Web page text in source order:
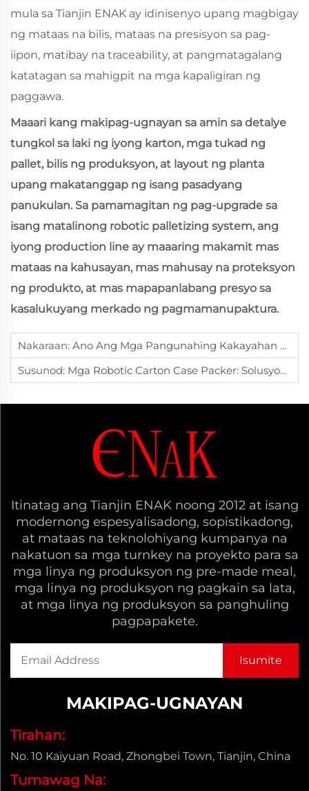
mula sa Tianjin ENAK ay idinisenyo upang magbigay
ng mataas na bilis, mataas na presisyon sa pag-
iipon, matibay na traceability, at pangmatagalang
katatagan sa mahigpit na mga kapaligiran ng
paggawa.
Maaari kang makipag-ugnayan sa amin sa detalye
tungkol sa laki ng iyong karton, mga tukad ng
pallet, bilis ng produksyon, at layout ng planta
upang makatanggap ng isang pasadyang
panukulan. Sa pamamagitan ng pag-upgrade sa
isang matalinong robotic palletizing system, ang
iyong production line ay maaaring makamit mas
mataas na kahusayan, mas mahusay na proteksyon
ng produkto, at mas mapapanlabang presyo sa
kasalukuyang merkado ng pagmamanupaktura.
Nakaraan: Ano Ang Mga Pangunahing Kakayahan Ng Tianjin ENAK Bilang Tagagawa Ng Robotic Palletizer?
Susunod: Mga Robotic Carton Case Packer: Solusyon Ng Tianjin ENAK Na Mataas Ang Bilis Para Sa Mga Linya Ng Pag-Iimpake Ng Multi-Produkto
Itinatag ang Tianjin ENAK noong 2012 at isang
modernong espesyalisadong, sopistikadong,
at mataas na teknolohiyang kumpanya na
nakatuon sa mga turnkey na proyekto para sa
mga linya ng produksyon ng pre-made meal,
mga linya ng produksyon ng pagkain sa lata,
at mga linya ng produksyon sa panghuling
pagpapakete.
MAKIPAG-UGNAYAN
Tirahan:
No. 10 Kaiyuan Road, Zhongbei Town, Tianjin, China
Tumawag Na: